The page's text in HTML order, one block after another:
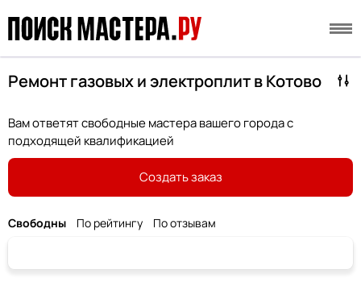
Ремонт газовых и электроплит в Котово
Вам ответят свободные мастера вашего города с
подходящей квалификацией
Создать заказ
Свободны По рейтингу По отзывам